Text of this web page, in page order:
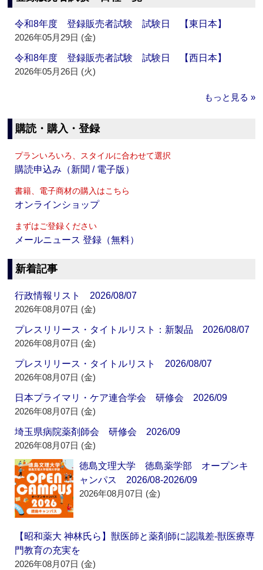
令和8年度 登録販売者試験 試験日 【東日本】
2026年05月29日 (金)
令和8年度 登録販売者試験 試験日 【西日本】
2026年05月26日 (火)
もっと見る »
購読・購入・登録
プランいろいろ、スタイルに合わせて選択
購読申込み（新聞 / 電子版）
書籍、電子商材の購入はこちら
オンラインショップ
まずはご登録ください
メールニュース 登録（無料）
新着記事
行政情報リスト 2026/08/07
2026年08月07日 (金)
プレスリリース・タイトルリスト：新製品 2026/08/07
2026年08月07日 (金)
プレスリリース・タイトルリスト 2026/08/07
2026年08月07日 (金)
日本プライマリ・ケア連合学会 研修会 2026/09
2026年08月07日 (金)
埼玉県病院薬剤師会 研修会 2026/09
2026年08月07日 (金)
徳島文理大学 徳島薬学部 オープンキ
ャンパス 2026/08-2026/09
2026年08月07日 (金)
【昭和薬大 神林氏ら】獣医師と薬剤師に認識差‐獣医療専
門教育の充実を
2026年08月07日 (金)